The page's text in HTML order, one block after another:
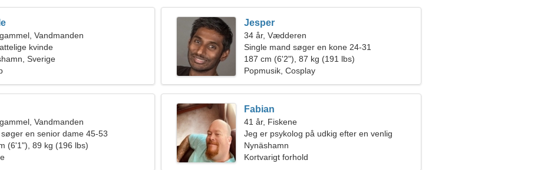
Vandmanden
kvinde
Sverige
Jesper
34 år, Vædderen
Single mand søger en kone 24-31
187 cm (6'2"), 87 kg (191 lbs)
Popmusik, Cosplay
Vandmanden
en senior dame 45-53
(6'1"), 89 kg (196 lbs)
Fabian
41 år, Fiskene
Jeg er psykolog på udkig efter en venlig
kvinde
Nynäshamn
Kortvarigt forhold